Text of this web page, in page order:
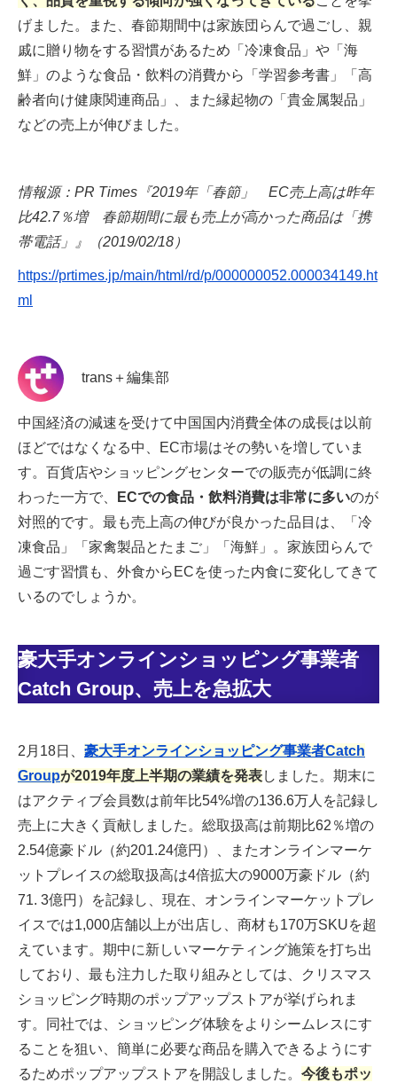
げました。また、春節期間中は家族団らんで過ごし、親
戚に贈り物をする習慣があるため「冷凍食品」や「海
鮮」のような食品・飲料の消費から「学習参考書」「高
齢者向け健康関連商品」、また縁起物の「貴金属製品」
などの売上が伸びました。
情報源：PR Times『2019年「春節」 EC売上高は昨年
比42.7％増 春節期間に最も売上が高かった商品は「携
帯電話」』（2019/02/18）
https://prtimes.jp/main/html/rd/p/000000052.000034149.ht
ml
trans＋編集部
中国経済の減速を受けて中国国内消費全体の成長は以前
ほどではなくなる中、EC市場はその勢いを増していま
す。百貨店やショッピングセンターでの販売が低調に終
わった一方で、
ECでの食品・飲料消費は非常に多いのが
対照的です。最も売上高の伸びが良かった品目は、「冷
凍食品」「家禽製品とたまご」「海鮮」。家族団らんで
過ごす習慣も、外食からECを使った内食に変化してきて
いるのでしょうか。
豪大手オンラインショッピング事業者
Catch Group、売上を急拡大
2月18日、 豪大手オンラインショッピング事業者Catch
Groupが2019年度上半期の業績を発表しました。期末に
はアクティブ会員数は前年比54%増の136.6万人を記録し
売上に大きく貢献しました。総取扱高は前期比62％増の
2.54億豪ドル（約201.24億円）、またオンラインマーケ
ットプレイスの総取扱高は4倍拡大の9000万豪ドル（約
71. 3億円）を記録し、現在、オンラインマーケットプレ
イスでは1,000店舗以上が出店し、商材も170万SKUを超
えています。期中に新しいマーケティング施策を打ち出
しており、最も注力した取り組みとしては、クリスマス
ショッピング時期のポップアップストアが挙げられま
す。同社では、ショッピング体験をよりシームレスにす
ることを狙い、簡単に必要な商品を購入できるようにす
るためポップアップストアを開設しました。 今後もポッ